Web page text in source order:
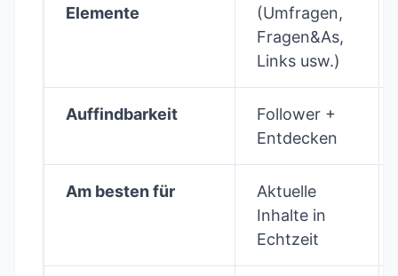
Elemente
(Umfragen,
Fragen&As,
Links usw.)
Auffindbarkeit
Follower +
Entdecken
Am besten für
Aktuelle
Inhalte in
Echtzeit